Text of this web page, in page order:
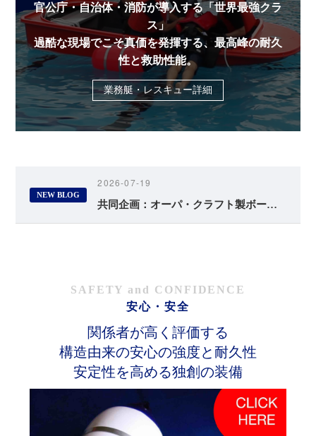
官公庁・自治体・消防が導入する「世界最強クラ
ス」
過酷な現場でこそ真価を発揮する、最高峰の耐久
性と救助性能。
業務艇・レスキュー詳細
NEW BLOG
2026-07-19
共同企画：オーパ・クラフト製ボートの極限性能実証レポート 〜船体工学シミュレーションとAI分析による客観的検証〜
SAFETY and CONFIDENCE
安心・安全
関係者が高く評価する
構造由来の安心の強度と耐久性
安定性を高める独創の装備